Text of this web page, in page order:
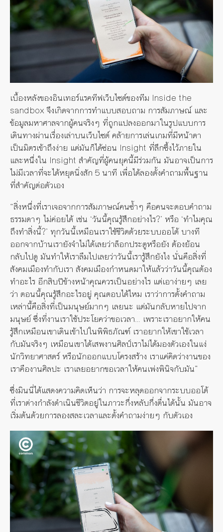
เบื้องหลังของอินเทอร์แรคทีฟเว็บไซต์ของทีม Inside the
sandbox จึงเกิดจากการทำแบบสอบถาม การสัมภาษณ์ และ
ข้อมูลมหาศาลจากผู้คนจริงๆ ที่ถูกแปลงออกมาในรูปแบบการ
เดินทางผ่านเรื่องเล่าบนเว็บไซต์ คล้ายการเล่นเกมที่มีหน้าตา
เป็นมิตรเข้าถึงง่าย แต่มันก็ได้ซ่อน Insight ที่ลึกซึ้งไว้ภายใน
และหนึ่งใน Insight สำคัญที่ผู้คนยุคนี้มีร่วมกัน มันอาจเป็นการ
ไม่มีเวลาที่จะได้หยุดนิ่งสัก 5 นาที เพื่อได้ลองตั้งคำถามพื้นฐาน
ที่สำคัญต่อตัวเอง
“สิ่งหนึ่งที่เราเจอจากการสัมภาษณ์คนซ้ำๆ คือคนจะตอบคำถาม
ธรรมดาๆ ไม่ค่อยได้ เช่น ‘วันนี้คุณรู้สึกอย่างไร?’ หรือ ‘ทำไมคุณ
ถึงทำสิ่งนี้?’ ทุกวันนี้เหมือนเราใช้ชีวิตด้วยระบบออโต้ บางที
ออกจากบ้านเรายังจำไม่ได้เลยว่าล็อกประตูหรือยัง ต้องย้อน
กลับไปดู มันทำให้เราลืมไปเลยว่าวันนี้เรารู้สึกยังไง นั่นคือสิ่งที่
สังคมเมืองทำกับเรา สังคมเมืองกำหนดมาให้แล้วว่าวันนี้คุณต้อง
ทำอะไร อีกสิบปีข้างหน้าคุณควรเป็นอย่างไร แต่เอาง่ายๆ เลย
ว่า ตอนนี้คุณรู้สึกอะไรอยู่ คุณตอบได้ไหม เราว่าการตั้งคำถาม
เหล่านี้คือสิ่งที่เป็นมนุษย์มากๆ เลยนะ แต่มันกลับหายไปจาก
มนุษย์ ซึ่งที่งานเราใช้ประโยคว่าขอเวลา… เพราะเราอยากให้คน
รู้สึกเหมือนเขาเดินเข้าไปในพิพิธภัณฑ์ เราอยากให้เขาใช้เวลา
กับมันจริงๆ เหมือนเขาได้เสพงานศิลป์เราไม่ได้มองตัวเองในแง่
นักวิทยาศาสตร์ หรือนักออกแบบโครงสร้าง เราแค่คิดว่างานของ
เราคืองานศิลปะ เราเลยอยากขอเวลาให้คนเพ่งพินิจกับมัน”
ซึ่งมินนี่ได้แสดงความคิดเห็นว่า การจะหลุดออกจากระบบออโต้
ที่เราต่างกำลังดำเนินชีวิตอยู่ในภาวะกึ่งหลับกึ่งตื่นได้นั้น มันอาจ
เริ่มต้นด้วยการลองสละเวลาและตั้งคำถามง่ายๆ กับตัวเอง